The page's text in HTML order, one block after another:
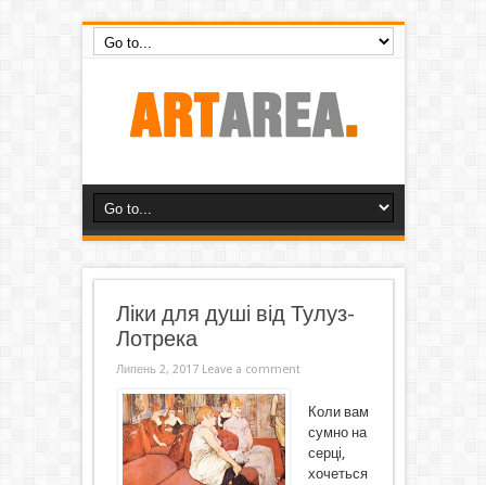
Ліки для душі від Тулуз-
Лотрека
Липень 2, 2017 Leave a comment
Коли вам
сумно на
серці,
хочеться